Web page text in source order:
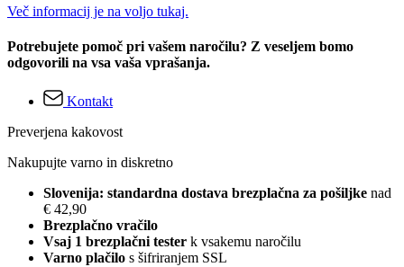
Več informacij je na voljo tukaj.
Potrebujete pomoč pri vašem naročilu? Z veseljem bomo
odgovorili na vsa vaša vprašanja.
Kontakt
Preverjena kakovost
Nakupujte varno in diskretno
Slovenija: standardna dostava brezplačna za pošiljke nad
€ 42,90
Brezplačno vračilo
Vsaj 1 brezplačni tester k vsakemu naročilu
Varno plačilo s šifriranjem SSL